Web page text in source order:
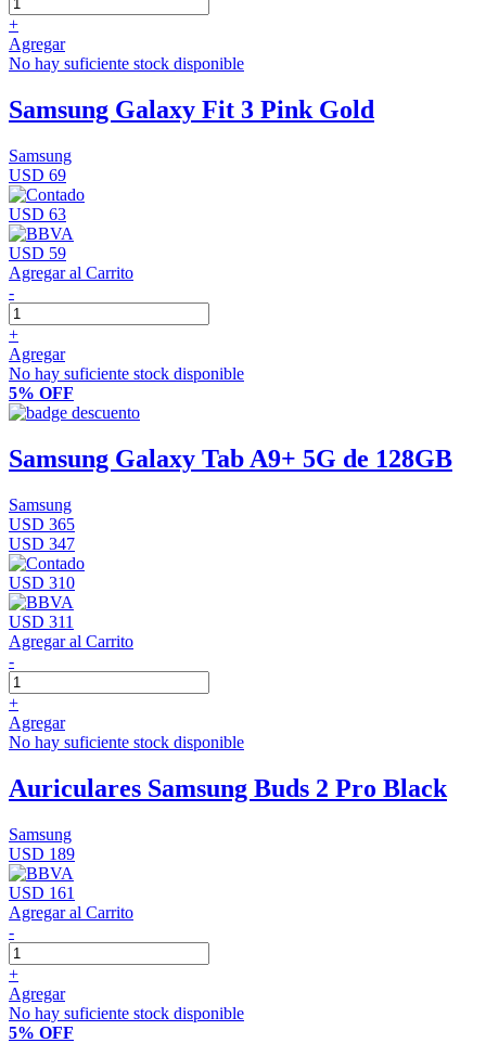
+
Agregar
No hay suficiente stock disponible
Samsung Galaxy Fit 3 Pink Gold
Samsung
USD 69
USD 63
USD 59
Agregar al Carrito
-
+
Agregar
No hay suficiente stock disponible
5% OFF
Samsung Galaxy Tab A9+ 5G de 128GB
Samsung
USD 365
USD 347
USD 310
USD 311
Agregar al Carrito
-
+
Agregar
No hay suficiente stock disponible
Auriculares Samsung Buds 2 Pro Black
Samsung
USD 189
USD 161
Agregar al Carrito
-
+
Agregar
No hay suficiente stock disponible
5% OFF